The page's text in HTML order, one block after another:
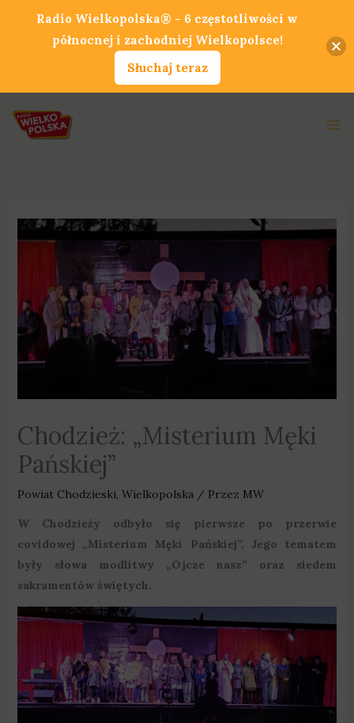
Chodzież: „Misterium Męki
Pańskiej”
Powiat Chodzieski, Wielkopolska/ Przez MW
W Chodzieży odbyło się pierwsze po przerwie
covidowej „Misterium Męki Pańskiej”. Jego tematem
były słowa modlitwy „Ojcze nasz” oraz siedem
sakramentów świętych.
Radio Wielkopolska® - 6 częstotliwości w
północnej i zachodniej Wielkopolsce!
Słuchaj teraz